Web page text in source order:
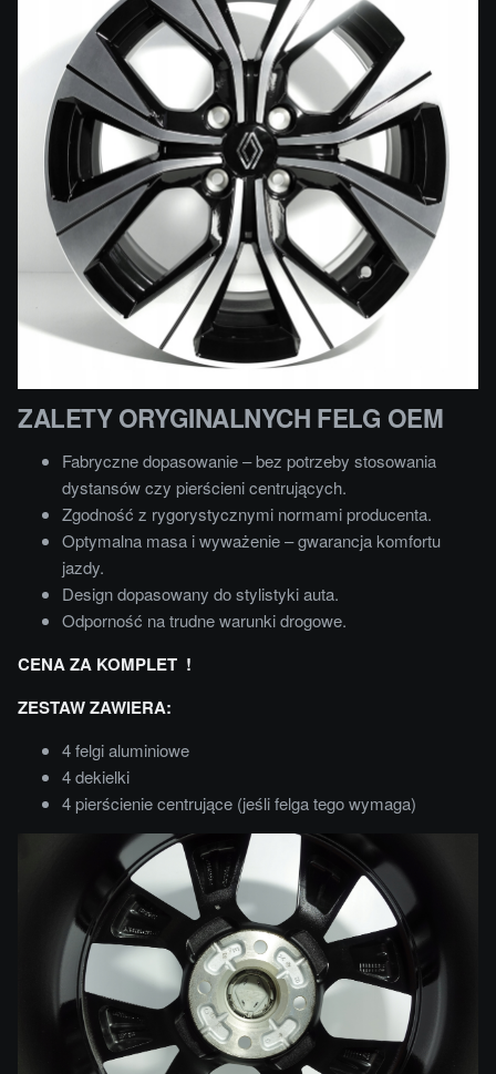
ZALETY ORYGINALNYCH FELG OEM
Fabryczne dopasowanie – bez potrzeby stosowania
dystansów czy pierścieni centrujących.
Zgodność z rygorystycznymi normami producenta.
Optymalna masa i wyważenie – gwarancja komfortu
jazdy.
Design dopasowany do stylistyki auta.
Odporność na trudne warunki drogowe.
CENA ZA KOMPLET !
ZESTAW ZAWIERA:
4 felgi aluminiowe
4 dekielki
4 pierścienie centrujące (jeśli felga tego wymaga)